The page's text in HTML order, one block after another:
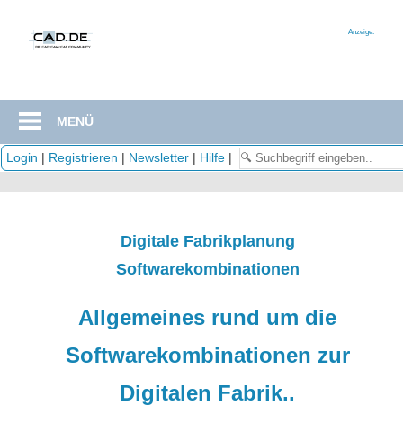
Anzeige:
MENÜ
Login | Registrieren | Newsletter | Hilfe |
Digitale Fabrikplanung
Softwarekombinationen
Allgemeines rund um die
Softwarekombinationen zur
Digitalen Fabrik..